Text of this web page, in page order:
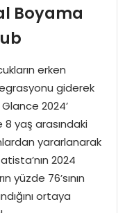
Boyama
erken
giderek
2024’
yaş arasındaki
yararlanarak
2024
yüzde 76’sının
ortaya